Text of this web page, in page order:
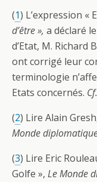
(1) L’expression «
d’être », a déclaré
d’Etat, M. Richard
ont corrigé leur
terminologie
Etats concernés.
(2) Lire Alain
Monde
(3) Lire Eric
Golfe », Le Monde